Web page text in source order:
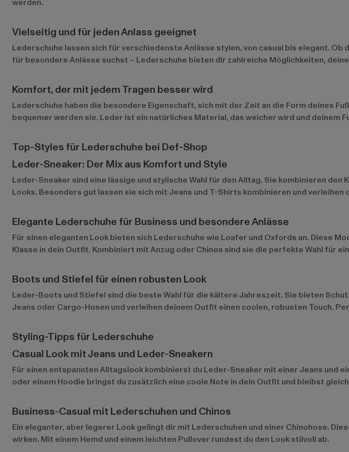
werden.
Vielseitig und für jeden Anlass geeignet
Lederschuhe lassen sich für verschiedenste Anlässe stylen, von casual bis elegant.
für besondere Anlässe suchst – Lederschuhe bieten dir zahlreiche Möglichkeiten,
Komfort, der mit jedem Tragen besser wird
Lederschuhe haben die besondere Eigenschaft, sich mit der Zeit an die Form deines
bequemer werden sie. Leder ist ein natürliches Material, das weicher wird und
Top-Styles für Lederschuhe bei Def-Shop
Leder-Sneaker: Der Mix aus Komfort und Style
Leder-Sneaker sind eine lässige und stylische Wahl für den Alltag. Sie kombinieren
Looks. Besonders gut lassen sie sich mit Jeans und T-Shirts kombinieren und
Elegante Lederschuhe für Business und besondere Anlässe
Für einen eleganten Look bieten sich Lederschuhewie Loafer und Oxfords an. Diese
Klasse in dein Outfit. Kombiniert mit Anzug oder Chinos sind sie die perfekte Wahl für
Boots und Stiefel für einen robusten Look
Leder-Boots und Stiefel sind die beste Wahl für die kältere Jahreszeit. Sie bieten
Jeans oder Cargo-Hosen und verleihen deinem Outfit einen coolen, robusten Touch.
Styling-Tipps für Lederschuhe
Casual Look mit Jeans und Leder-Sneakern
Für einen entspannten Alltagslook kombinierst du Leder-Sneaker mit einer Jeans und
oder einem Hoodie bringst du zusätzlich eine coole Note in dein Outfit und bleibst
Business-Casual mit Lederschuhen und Chinos
Ein eleganter, aber legerer Look gelingt dir mit Lederschuhen und einer Chinohose.
wirken. Mit einem Hemd und einem leichten Pullover rundest du den Look stilvoll ab.